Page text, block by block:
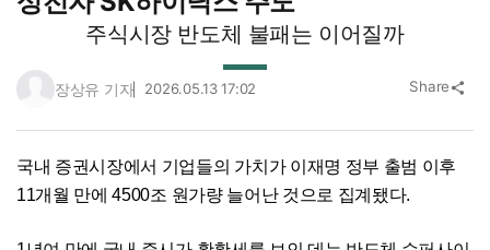
주식시장 반도체 불패는 이어질까
장상유 기자 2026.05.13 17:02 Share share
국내 증권시장에서 기업들의 가치가 이재명 정부 출범 이후
11개월 만에 4500조 원가량 늘어난 것으로 집계됐다.